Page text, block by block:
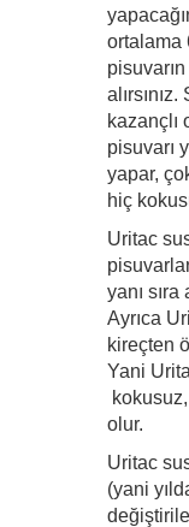
ortalama
kazançlı
pisuvarı
yapar,
hiç
Uritac
yanı
Ayrıca
kireçten
Yani
olur.
Uritac
(yani